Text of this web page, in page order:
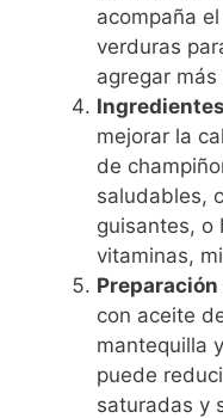
acompaña
verduras
agregar
mejorar la
de
saludables,
guisantes, o
vitaminas,
con aceite
mantequilla
puede
saturadas y